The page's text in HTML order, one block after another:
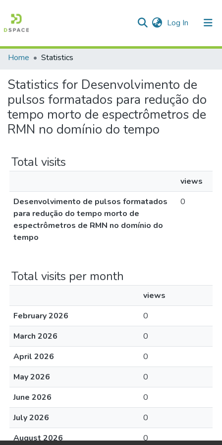
Log In (current)
All of DSpace
Home Statistics
Statistics for Desenvolvimento de
pulsos formatados para redução do
tempo morto de espectrômetros de
RMN no domínio do tempo
Total visits
views
Desenvolvimento de pulsos formatados
para redução do tempo morto de
espectrômetros de RMN no domínio do
tempo
0
Total visits per month
views
February 2026
0
March 2026
0
April 2026
0
May 2026
0
June 2026
0
July 2026
0
August 2026
0